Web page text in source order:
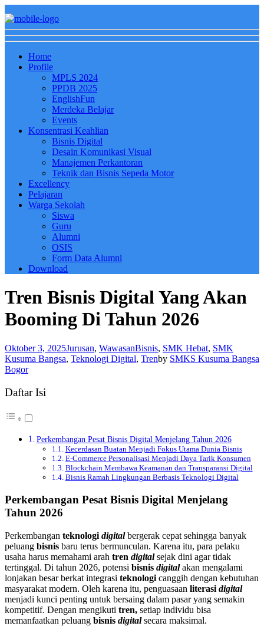
Home
Profile
MPLS 2024
PPDB 2025
EnglishFun
Merdeka Belajar
Events
Konsentrasi Keahlian
Bisnis Digital
Desain Komunikasi Visual
Manajemen Perkantoran
Teknik dan Bisnis Sepeda Motor
Excellency
Pelajaran
Warga Sekolah
Siswa
Guru
Alumni
OSIS
Form Data Alumni
Download
Tren Bisnis Digital Yang Akan
Booming Di Tahun 2026
Oktober 3, 2025Jurusan, WawasanBisnis, SMK Hebat, SMK
Kusuma Bangsa, Teknologi Digital, Trenby SMKS Kusuma Bangsa
Bogor
Daftar Isi
Perkembangan Pesat Bisnis Digital Menjelang Tahun 2026
Kecerdasan Buatan Menjadi Fokus Utama Dunia Bisnis
E-Commerce Personalisasi Menjadi Daya Tarik Konsumen
Blockchain Membawa Keamanan dan Transparansi Digital
Bisnis Ramah Lingkungan Berbasis Teknologi Digital
Perkembangan Pesat Bisnis Digital Menjelang
Tahun 2026
Perkembangan teknologi digitalbergerak cepat sehingga banyak
peluang bisnis baru terus bermunculan. Karena itu, para pelaku
usaha harus memahami arah tren digitalsejak dini agar tidak
tertinggal. Di tahun 2026, potensi bisnis digitalakan mengalami
lonjakan besar berkat integrasi teknologi canggih dengan kebutuhan
masyarakat modern. Oleh karena itu, penguasaan literasi digital
menjadi kunci penting untuk bersaing dalam pasar yang semakin
kompetitif. Dengan mengikuti tren, setiap individu bisa
memanfaatkan peluang bisnis digitalsecara maksimal.